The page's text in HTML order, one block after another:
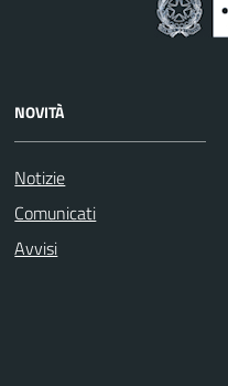
NOVITÀ
Notizie
Comunicati
Avvisi